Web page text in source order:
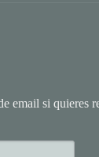
email si quieres